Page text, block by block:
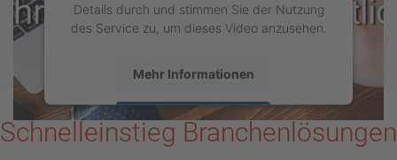
Details durch und stimmen Sie der Nutzung
des Service zu, um dieses Video anzusehen.
Mehr Informationen
Akzeptieren
powered by
Schnelleinstieg Branchenlösungen